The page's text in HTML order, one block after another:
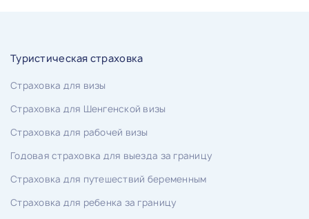
Туристическая страховка
Страховка для визы
Страховка для Шенгенской визы
Страховка для рабочей визы
Годовая страховка для выезда за границу
Страховка для путешествий беременным
Страховка для ребенка за границу